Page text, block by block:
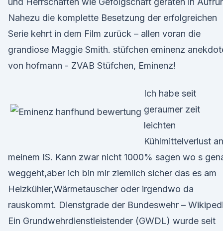
Nahezu die komplette Besetzung der erfolgreichen
Serie kehrt in dem Film zurück – allen voran die
grandiose Maggie Smith. stüfchen eminenz
von hofmann - ZVAB Stüfchen, Eminenz!
Ich habe seit
geraumer zeit
leichten
Kühlmittelverlust an
meinem IS. Kann zwar nicht 1000% sagen wo s
weggeht,aber ich bin mir ziemlich sicher das es am
Heizkühler,Wärmetauscher oder irgendwo da
rauskommt. Dienstgrade der Bundeswehr –
Ein Grundwehrdienstleistender (GWDL) wurde seit